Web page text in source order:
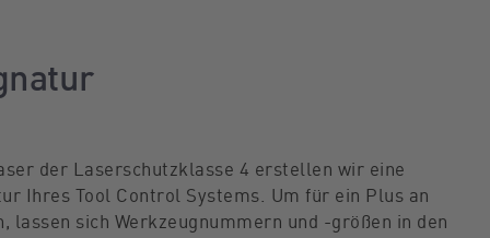
der Laserschutzklasse 4 erstellen wir eine
Ihres Tool Control Systems. Um für ein Plus an
lassen sich Werkzeugnummern und -größen in den